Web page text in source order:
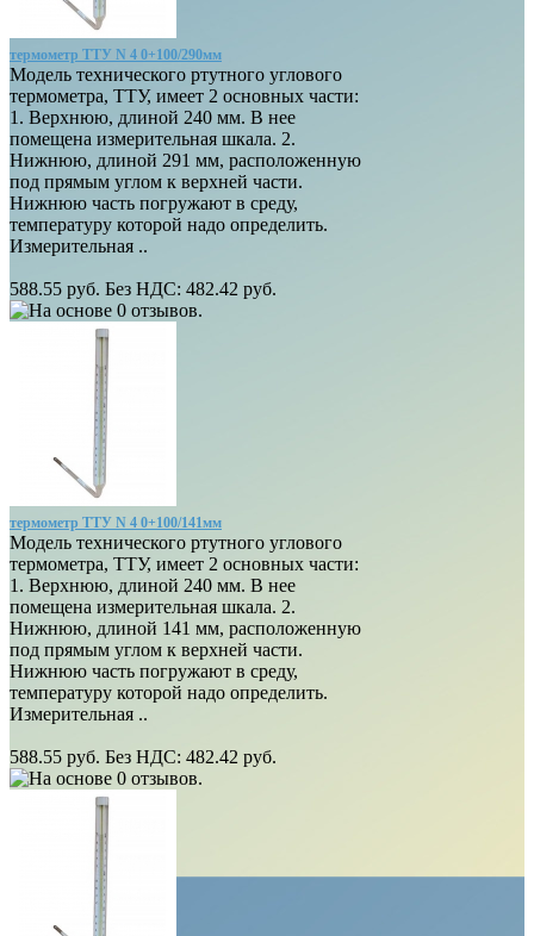
термометр ТТУ N 4 0+100/290мм
Модель технического ртутного углового
термометра, ТТУ, имеет 2 основных части:
1. Верхнюю, длиной 240 мм. В нее
помещена измерительная шкала. 2.
Нижнюю, длиной 291 мм, расположенную
под прямым углом к верхней части.
Нижнюю часть погружают в среду,
температуру которой надо определить.
Измерительная ..
588.55 руб. Без НДС: 482.42 руб.
термометр ТТУ N 4 0+100/141мм
Модель технического ртутного углового
термометра, ТТУ, имеет 2 основных части:
1. Верхнюю, длиной 240 мм. В нее
помещена измерительная шкала. 2.
Нижнюю, длиной 141 мм, расположенную
под прямым углом к верхней части.
Нижнюю часть погружают в среду,
температуру которой надо определить.
Измерительная ..
588.55 руб. Без НДС: 482.42 руб.